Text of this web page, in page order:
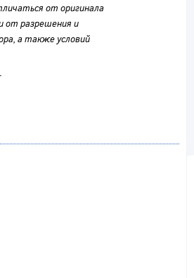
от оригинала
от разрешения и
а также условий